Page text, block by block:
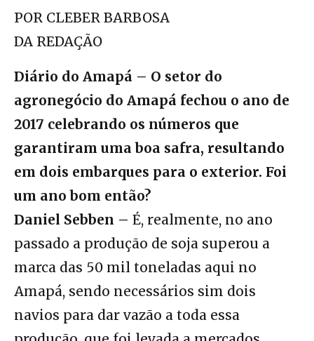
POR CLEBER BARBOSA
DA REDAÇÃO
Diário do Amapá – O setor do
agronegócio do Amapá fechou o ano de
2017 celebrando os números que
garantiram uma boa safra, resultando
em dois embarques para o exterior. Foi
um ano bom então?
Daniel Sebben – É, realmente, no ano
passado a produção de soja superou a
marca das 50 mil toneladas aqui no
Amapá, sendo necessários sim dois
navios para dar vazão a toda essa